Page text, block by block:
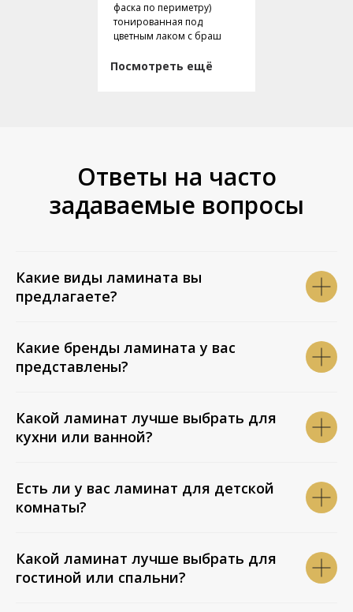
фаска по периметру)
тонированная под
цветным лаком с браш
Посмотреть ещё
Ответы на часто
задаваемые вопросы
Какие виды ламината вы
предлагаете?
Какие бренды ламината у вас
представлены?
Какой ламинат лучше выбрать для
кухни или ванной?
Есть ли у вас ламинат для детской
комнаты?
Какой ламинат лучше выбрать для
гостиной или спальни?